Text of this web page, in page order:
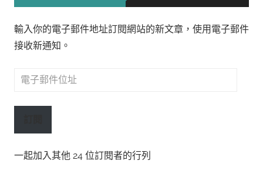
輸入你的電子郵件地址訂閱網站的新文章，使用電子郵件
接收新通知。
電
郵
址
一起加入其他 24 位訂閱者的行列